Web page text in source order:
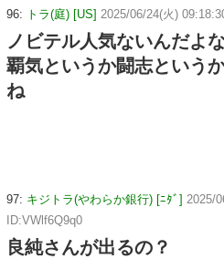
96: トラ(庭) [US] 2025/06/24(火)
ノビテル人気ないんだよ
覇気というか闘志という
ね
97: キジトラ(やわらか銀行) [ﾆﾀﾞ] 2025/
ID:VWlf6Q9q0
良純さんが出るの？